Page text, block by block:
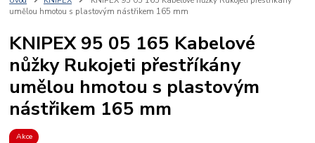
umělou hmotou s plastovým nástřikem 165 mm
KNIPEX 95 05 165 Kabelové
nůžky Rukojeti přestříkány
umělou hmotou s plastovým
nástřikem 165 mm
Akce